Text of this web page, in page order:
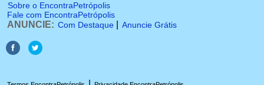
Sobre o EncontraPetrópolis
Fale com EncontraPetrópolis
ANUNCIE: Com Destaque Anuncie Grátis